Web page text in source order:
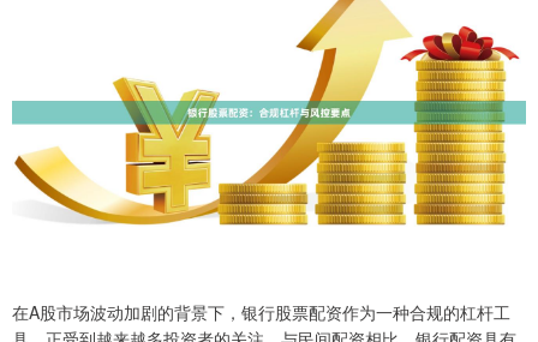
在A股市场波动加剧的背景下，银行股票配资作为一种合规的杠杆工